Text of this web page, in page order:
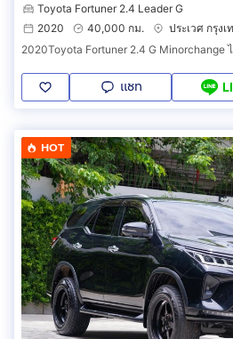
Toyota Fortuner 2.4 Leader G
2020
40,000 กม.
ประเวศ กรุง
2020Toyota Fortuner 2.4 G Minorchange
แชท
HOT